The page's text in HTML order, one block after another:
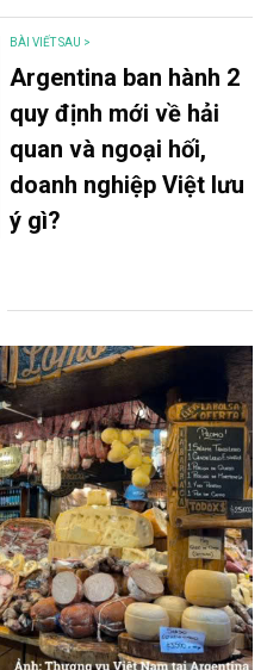
BÀI VIẾT SAU >
Argentina ban hành 2
quy định mới về hải
quan và ngoại hối,
doanh nghiệp Việt lưu
ý gì?